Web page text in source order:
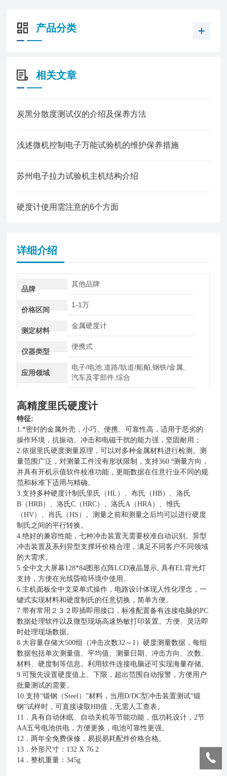
产品分类
相关文章
炭黑分散度测试仪的介绍及保养方法
浅述微机控制电子万能试验机的维护保养措施
苏州电子拉力试验机主机结构介绍
硬度计使用需注意的6个方面
详细介绍
品牌
其他品牌
价格区间
1-1万
测定材料
金属硬度计
仪器类型
便携式
应用领域
电子/电池,道路/轨道/船舶,钢铁/金属,
汽车及零部件,综合
高精度里氏硬度计
特征:
1.*密封的金属外壳，小巧、便携、可靠性高，适用于恶劣的
操作环境，抗振动、冲击和电磁干扰的能力强，坚固耐用；
2.依据里氏硬度测量原理，可以对多种金属材料进行检测。测
量范围广泛，对测量工件没有形状限制，支持360 º测量方向，
并具有开机示值软件校准功能，更能数据在任意行业不同的规
范和标准下适用与精确。
3.支持多种硬度计制氏里氏（HL）、布氏（HB）、洛氏
B（HRB）、洛氏C（HRC）、洛氏A（HRA）、维氏
（HV）、肖氏（HS）。测量之前和测量之后均可以进行硬度
制氏之间的平行转换。
4.绝好的兼容性能，七种冲击装置无需要校准自动识别。异型
冲击装置及系列异型支撑环价格合理，满足不同客户不同领域
的大需求。
5.全中文大屏幕128*84图形点阵LCD液晶显示, 具有EL背光灯
支持，方便在光线昏暗环境中使用。
6.主机面板全中文菜单式操作，电路设计体现人性化理念，一
键式实现材料和硬度制氏的任意切换，简单方便。
7.带有常用２３２即插即用接口，标准配置备有连接电脑的PC
数据处理软件以及微型现场高速热敏打印装置。方便、灵活即
时处理现场数据。
8.大容量存储大500组（冲击次数32～1）硬度测量数据，每组
数据包括单次测量值、平均值、测量日期、冲击方向、次数、
材料、硬度制等信息。利用软件连接电脑还可实现海量存储。
9.可预先设置硬度值上、下限，超出范围自动报警，方便用户
批量测试的需要。
10.支持“锻钢（Steel）”材料，当用D/DC型冲击装置测试“锻
钢”试样时，可直接读取HB值，无需人工查表。
11．具有自动休眠、自动关机等节能功能，低功耗设计，2节
AA五号电池供电，方便更换，电池可靠性更强。
12．两年全免费保修，易损易耗配件价格合格。
13．外形尺寸：132 X 76.2
14．整机重量：345g